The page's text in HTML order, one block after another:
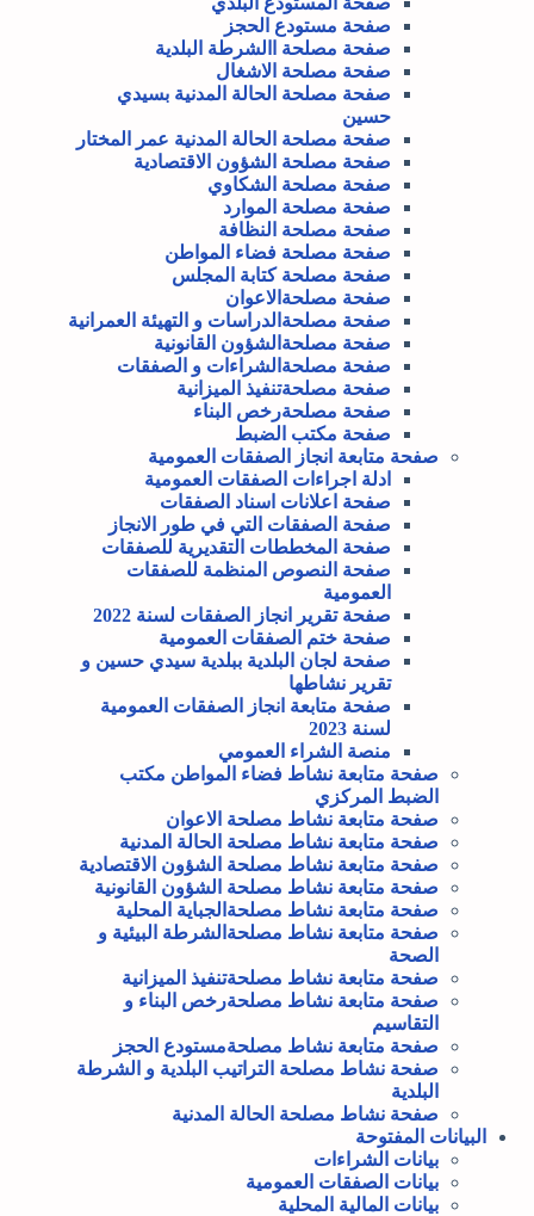
صفحة مستودع الحجز
صفحة مصلحة االشرطة البلدية
صفحة مصلحة الاشغال
صفحة مصلحة الحالة المدنية بسيدي
حسين
صفحة مصلحة الحالة المدنية عمر المختار
صفحة مصلحة الشؤون الاقتصادية
صفحة مصلحة الشكاوي
صفحة مصلحة الموارد
صفحة مصلحة النظافة
صفحة مصلحة فضاء المواطن
صفحة مصلحة كتابة المجلس
صفحة مصلحةالاعوان
صفحة مصلحةالدراسات و التهيئة العمرانية
صفحة مصلحةالشؤون القانونية
صفحة مصلحةالشراءات و الصفقات
صفحة مصلحةتنفيذ الميزانية
صفحة مصلحةرخص البناء
صفحة مكتب الضبط
صفحة متابعة انجاز الصفقات العمومية
ادلة اجراءات الصفقات العمومية
صفحة اعلانات اسناد الصفقات
صفحة الصفقات التي في طور الانجاز
صفحة المخططات التقديرية للصفقات
صفحة النصوص المنظمة للصفقات
العمومية
صفحة تقرير انجاز الصفقات لسنة 2022
صفحة ختم الصفقات العمومية
صفحة لجان البلدية ببلدية سيدي حسين و
تقرير نشاطها
صفحة متابعة انجاز الصفقات العمومية
لسنة 2023
منصة الشراء العمومي
صفحة متابعة نشاط فضاء المواطن مكتب
الضبط المركزي
صفحة متابعة نشاط مصلحة الاعوان
صفحة متابعة نشاط مصلحة الحالة المدنية
صفحة متابعة نشاط مصلحة الشؤون الاقتصادية
صفحة متابعة نشاط مصلحة الشؤون القانونية
صفحة متابعة نشاط مصلحةالجباية المحلية
صفحة متابعة نشاط مصلحةالشرطة البيئية و
الصحة
صفحة متابعة نشاط مصلحةتنفيذ الميزانية
صفحة متابعة نشاط مصلحةرخص البناء و
التقاسيم
صفحة متابعة نشاط مصلحةمستودع الحجز
صفحة نشاط مصلحة التراتيب البلدية و الشرطة
البلدية
صفحة نشاط مصلحة الحالة المدنية
البيانات المفتوحة
بيانات الشراءات
بيانات الصفقات العمومية
بيانات المالية المحلية